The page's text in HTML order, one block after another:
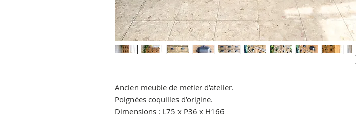
Ancien meuble de metier d’atelier.
Poignées coquilles d’origine.
Dimensions : L75 x P36 x H166